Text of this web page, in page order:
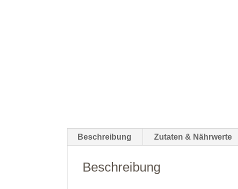
Beschreibung Zutaten & Nährwerte
Beschreibung